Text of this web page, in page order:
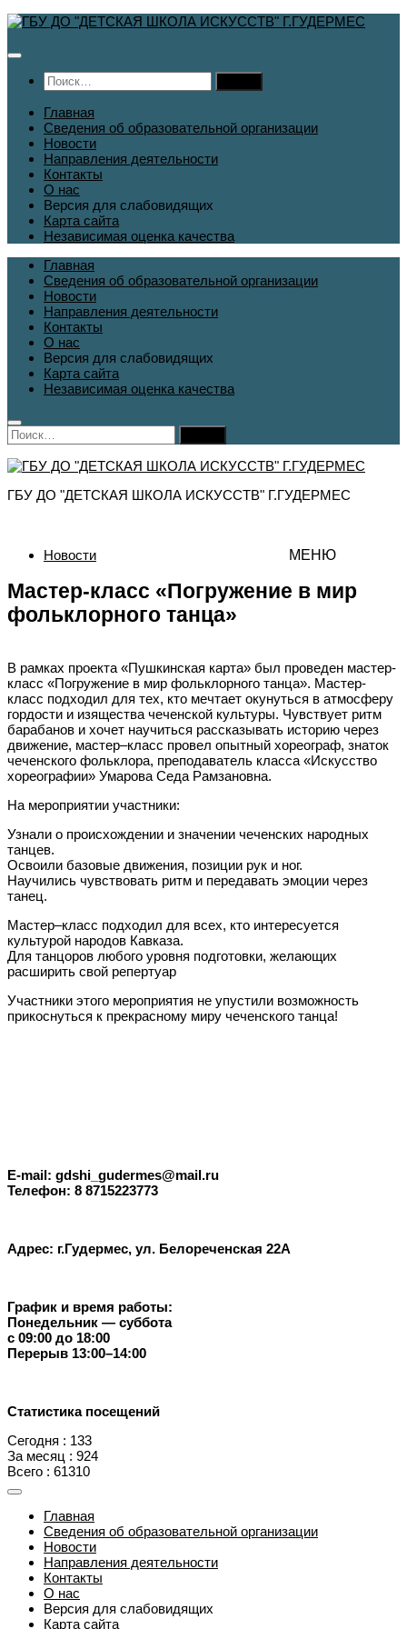
Перейти
содержимому
Найти:
Главная
Сведения об образовательной организации
Новости
Направления деятельности
Контакты
О нас
Версия для слабовидящих
Карта сайта
Независимая оценка качества
Главная
Сведения об образовательной организации
Новости
Направления деятельности
Контакты
О нас
Версия для слабовидящих
Карта сайта
Независимая оценка качества
Найти:
ГБУ ДО "ДЕТСКАЯ ШКОЛА ИСКУССТВ" Г.ГУДЕРМЕС
МЕНЮ
Новости
Мастер-класс «Погружение в мир
фольклорного танца»
В рамках проекта «Пушкинская карта» был проведен мастер-
класс «Погружение в мир фольклорного танца». Мастер-
класс подходил для тех, кто мечтает окунуться в атмосферу
гордости и изящества чеченской культуры. Чувствует ритм
барабанов и хочет научиться рассказывать историю через
движение, мастер–класс провел опытный хореограф, знаток
чеченского фольклора, преподаватель класса «Искусство
хореографии» Умарова Седа Рамзановна.
На мероприятии участники:
Узнали о происхождении и значении чеченских народных
танцев.
Освоили базовые движения, позиции рук и ног.
Научились чувствовать ритм и передавать эмоции через
танец.
Мастер–класс подходил для всех, кто интересуется
культурой народов Кавказа.
Для танцоров любого уровня подготовки, желающих
расширить свой репертуар
Участники этого мероприятия не упустили возможность
прикоснуться к прекрасному миру чеченского танца!
E-mail: gdshi_gudermes@mail.ru
Телефон: 8 8715223773
Адрес: г.Гудермес, ул. Белореченская 22А
График и время работы:
Понедельник — суббота
с 09:00 до 18:00
Перерыв 13:00–14:00
Статистика посещений
Сегодня : 133
За месяц : 924
Всего : 61310
Главная
Сведения об образовательной организации
Новости
Направления деятельности
Контакты
О нас
Версия для слабовидящих
Карта сайта